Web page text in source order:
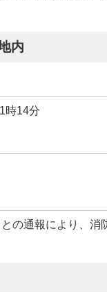
内
時14分
の通報により、消